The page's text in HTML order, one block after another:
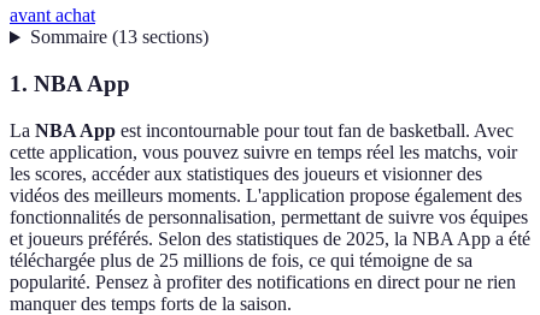
avant achat
Sommaire(13 sections)
1. NBA App
La NBA App est incontournable pour tout fan de basketball. Avec
cette application, vous pouvez suivre en temps réel les matchs, voir
les scores, accéder aux statistiques des joueurs et visionner des
vidéos des meilleurs moments. L'application propose également des
fonctionnalités de personnalisation, permettant de suivre vos équipes
et joueurs préférés. Selon des statistiques de 2025, la NBA App a été
téléchargée plus de 25 millions de fois, ce qui témoigne de sa
popularité. Pensez à profiter des notifications en direct pour ne rien
manquer des temps forts de la saison.